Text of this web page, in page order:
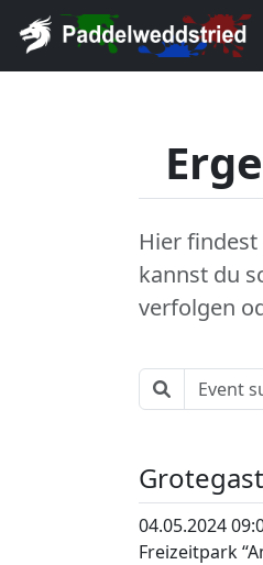
Hier findest
kannst du
verfolgen
04.05.2024
Freizeitpark